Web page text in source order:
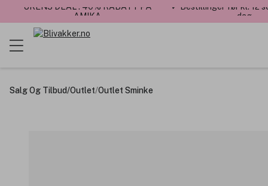
UKENS DEAL : 40% RABATT PÅ
AMIKA
✓ Bestillinger før kl. 12
dag
Salg Og Tilbud/Outlet/Outlet Sminke